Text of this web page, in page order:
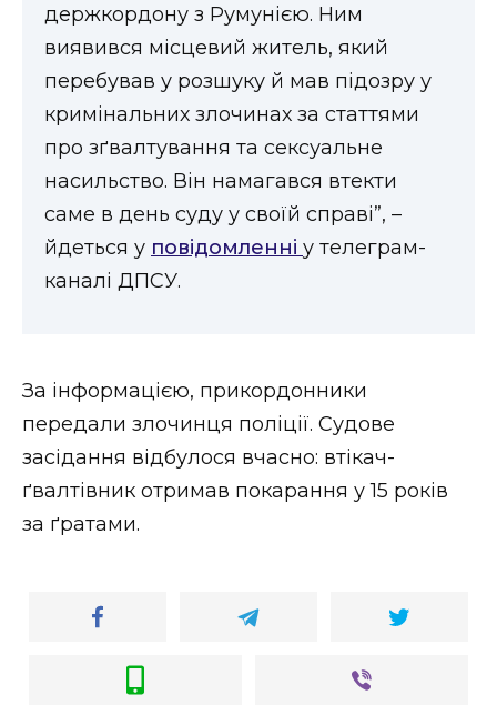
ВІДЕО
держкордону з Румунією. Ним
виявився місцевий житель, який
перебував у розшуку й мав підозру у
кримінальних злочинах за статтями
про зґвалтування та сексуальне
насильство. Він намагався втекти
саме в день суду у своїй справі”, –
йдеться у повідомленні у телеграм-
каналі ДПСУ.
За інформацією, прикордонники
передали злочинця поліції. Судове
засідання відбулося вчасно: втікач-
ґвалтівник отримав покарання у 15 років
за ґратами.